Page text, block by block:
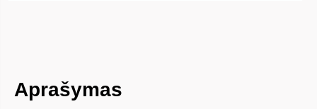
Aprašymas